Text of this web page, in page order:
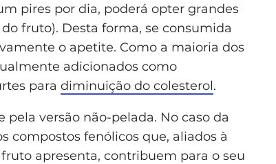
pires por dia, poderá opter grandes
fruto). Desta forma, se consumida
o apetite. Como a maioria dos
adicionados como
para diminuição do colesterol.
pela versão não-pelada. No caso da
compostos fenólicos que, aliados à
apresenta, contribuem para o seu